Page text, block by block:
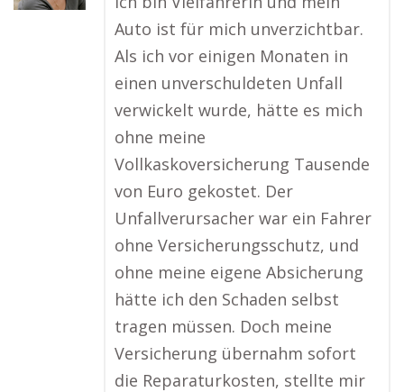
Auto ist für mich unverzichtbar.
Als ich vor einigen Monaten in
einen unverschuldeten Unfall
verwickelt wurde, hätte es mich
ohne meine
Vollkaskoversicherung Tausende
von Euro gekostet. Der
Unfallverursacher war ein Fahrer
ohne Versicherungsschutz, und
ohne meine eigene Absicherung
hätte ich den Schaden selbst
tragen müssen. Doch meine
Versicherung übernahm sofort
die Reparaturkosten, stellte mir